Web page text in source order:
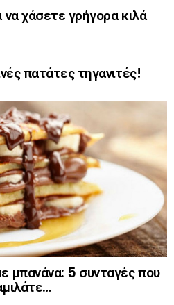
να χάσετε γρήγορα κιλά
πατάτες τηγανιτές!
μπανάνα: 5 συνταγές που